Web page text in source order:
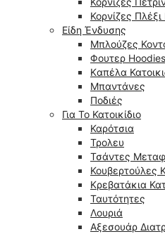
Κορνίζες
Είδη Ένδυσης
Μπλούζες
Φουτερ
Kαπέλα
Μπαντάνες
Ποδιές
Για Το Κατοικίδιο
Καρότσια
Τρολευ
Τσάντες
Κουβερτούλες
Κρεβατάκια
Ταυτότητες
Λουριά
Αξεσουάρ